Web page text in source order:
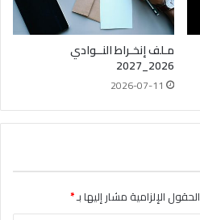
مـلف إنخـراط النــوادي
2026_2027
2026-07-11
الحقول الإلزامية مشار إليها بـ*